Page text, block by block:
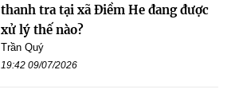
thanh tra tại xã Điềm He đang được
xử lý thế nào?
Trần Quý
19:42 09/07/2026